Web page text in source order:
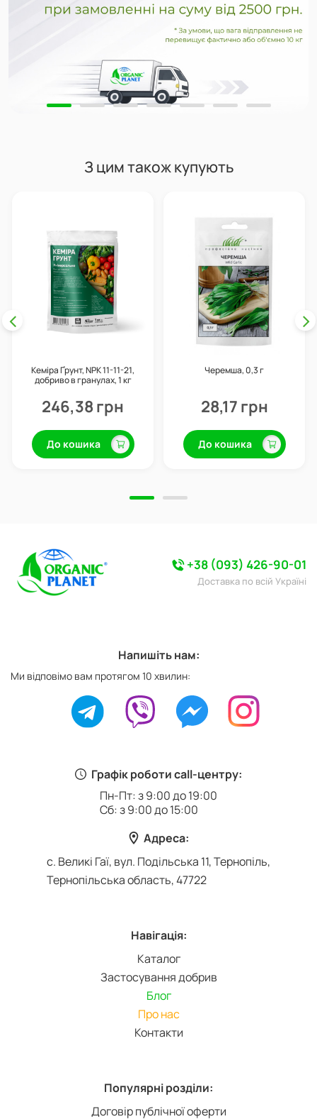
З цим також купують
Кеміра Ґрунт, NPK 11-11-21,
добриво в гранулах, 1 кг
246,38 грн
До кошика
Черемша, 0,3 г
28,17 грн
До кошика
+38 (093) 426-90-01
Доставка по всій Україні
Графік роботи call-центру:
Пн-Пт: з 9:00 до 19:00
Сб: з 9:00 до 15:00
Адреса:
с. Великі Гаї, вул. Подільська 11, Тернопіль,
Тернопільська область, 47722
Навігація:
Каталог
Застосування добрив
Блог
Про нас
Контакти
Популярні розділи:
Договір публічної оферти
Напишіть нам:
Ми відповімо вам протягом 10 хвилин: